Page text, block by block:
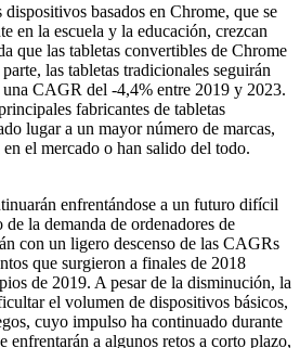
dispositivos basados en Chrome, que se
en la escuela y la educación, crezcan
que las tabletas convertibles de Chrome
las tabletas tradicionales seguirán
una CAGR del -4,4% entre 2019 y 2023.
fabricantes de tabletas
lugar a un mayor número de marcas,
el mercado o han salido del todo.
enfrentándose a un futuro difícil
la demanda de ordenadores de
con un ligero descenso de las CAGRs
que surgieron a finales de 2018
de 2019. A pesar de la disminución, la
el volumen de dispositivos básicos,
cuyo impulso ha continuado durante
enfrentarán a algunos retos a corto plazo,